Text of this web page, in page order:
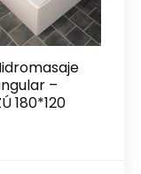
–
180*120